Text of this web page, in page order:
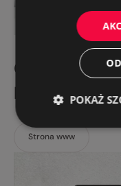
Co w trawie
branżowa
Strona www
POKAŻ